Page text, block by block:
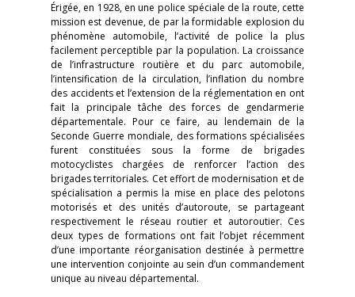
Érigée, en 1928, en une police spéciale de la route, cette
mission est devenue, de par la formidable explosion du
phénomène automobile, l’activité de police la plus
facilement perceptible par la population. La croissance
de l’infrastructure routière et du parc automobile,
l’intensification de la circulation, l’inflation du nombre
des accidents et l’extension de la réglementation en ont
fait la principale tâche des forces de gendarmerie
départementale. Pour ce faire, au lendemain de la
Seconde Guerre mondiale, des formations spécialisées
furent constituées sous la forme de brigades
motocyclistes chargées de renforcer l’action des
brigades territoriales. Cet effort de modernisation et de
spécialisation a permis la mise en place des pelotons
motorisés et des unités d’autoroute, se partageant
respectivement le réseau routier et autoroutier. Ces
deux types de formations ont fait l’objet récemment
d’une importante réorganisation destinée à permettre
une intervention conjointe au sein d’un commandement
unique au niveau départemental.